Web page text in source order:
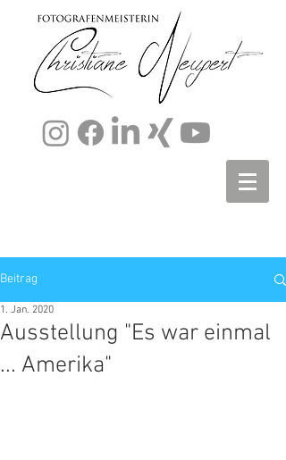
Beitrag
Ausstellung "Es war einmal
... Amerika"
1. Jan. 2020